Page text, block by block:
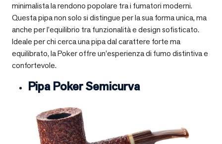
minimalista la rendono popolare tra i fumatori moderni.
Questa pipa non solo si distingue per la sua forma unica, ma
anche per l’equilibrio tra funzionalità e design sofisticato.
Ideale per chi cerca una pipa dal carattere forte ma
equilibrato, la Poker offre un’esperienza di fumo distintiva e
confortevole.
Pipa Poker Semicurva